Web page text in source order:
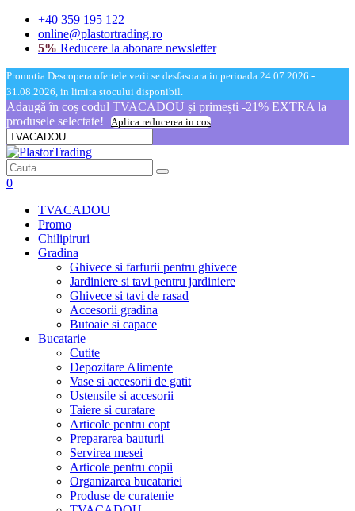
+40 359 195 122
online@plastortrading.ro
5% Reducere la abonare newsletter
Promotia Descopera ofertele verii se desfasoara in perioada 24.07.2026 -
31.08.2026, in limita stocului disponibil.
Adaugă în coș codul TVACADOU și primești -21% EXTRA la
produsele selectate!
Aplica reducerea in cos
0
TVACADOU
Promo
Chilipiruri
Gradina
Ghivece si farfurii pentru ghivece
Jardiniere si tavi pentru jardiniere
Ghivece si tavi de rasad
Accesorii gradina
Butoaie si capace
Bucatarie
Cutite
Depozitare Alimente
Vase si accesorii de gatit
Ustensile si accesorii
Taiere si curatare
Articole pentru copt
Prepararea bauturii
Servirea mesei
Articole pentru copii
Organizarea bucatariei
Produse de curatenie